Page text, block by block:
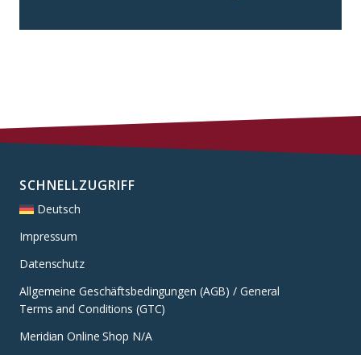
SCHNELLZUGRIFF
Deutsch
Impressum
Datenschutz
Allgemeine Geschäftsbedingungen (AGB) / General
Terms and Conditions (GTC)
Meridian Online Shop N/A